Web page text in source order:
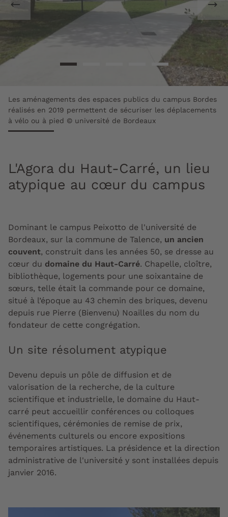
Les aménagements des espaces publics du campus Bordes
réalisés en 2019 permettent de sécuriser les déplacements
à vélo ou à pied © université de Bordeaux
L'Agora du Haut-Carré, un lieu
atypique au cœur du campus
Dominant le campus Peixotto de l'université de
Bordeaux, sur la commune de Talence, un ancien
couvent, construit dans les années 50, se dresse au
cœur du domaine du Haut-Carré. Chapelle, cloître,
bibliothèque, logements pour une soixantaine de
sœurs, telle était la commande pour ce domaine,
situé à l’époque au 43 chemin des briques, devenu
depuis rue Pierre (Bienvenu) Noailles du nom du
fondateur de cette congrégation.
Un site résolument atypique
Devenu depuis un pôle de diffusion et de
valorisation de la recherche, de la culture
scientifique et industrielle, le domaine du Haut-
carré peut accueillir conférences ou colloques
scientifiques, cérémonies de remise de prix,
événements culturels ou encore expositions
temporaires artistiques. La présidence et la direction
administrative de l'université y sont installées depuis
janvier 2016.